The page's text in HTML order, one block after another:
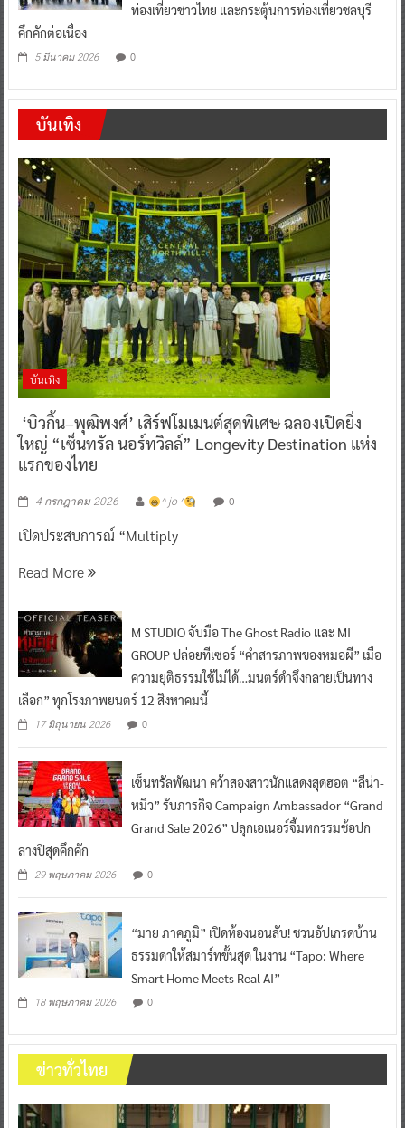
ท่องเที่ยวชาวไทย และกระตุ้นการท่องเที่ยวชลบุรี
คึกคักต่อเนื่อง
5 มีนาคม 2026 0
บันเทิง
บันเทิง
‘บิวกิ้น–พุฒิพงศ์’ เสิร์ฟโมเมนต์สุดพิเศษ ฉลองเปิดยิ่ง
ใหญ่ “เซ็นทรัล นอร์ทวิลล์” Longevity Destination แห่ง
แรกของไทย
4 กรกฎาคม 2026 ^ jo ^ 0
เปิดประสบการณ์ “Multiply
Read More
M STUDIO จับมือ The Ghost Radio และ MI
GROUP ปล่อยทีเซอร์ “คำสารภาพของหมอผี” เมื่อ
ความยุติธรรมใช้ไม่ได้…มนตร์ดำจึงกลายเป็นทาง
เลือก” ทุกโรงภาพยนตร์ 12 สิงหาคมนี้
17 มิถุนายน 2026 0
เซ็นทรัลพัฒนา คว้าสองสาวนักแสดงสุดฮอต “ลีน่า-
หมิว” รับภารกิจ Campaign Ambassador “Grand
Grand Sale 2026” ปลุกเอเนอร์จี้มหกรรมช้อปก
ลางปีสุดคึกคัก
29 พฤษภาคม 2026 0
“มาย ภาคภูมิ” เปิดห้องนอนลับ! ชวนอัปเกรดบ้าน
ธรรมดาให้สมาร์ทขั้นสุด ในงาน “Tapo: Where
Smart Home Meets Real AI”
18 พฤษภาคม 2026 0
ข่าวทั่วไทย